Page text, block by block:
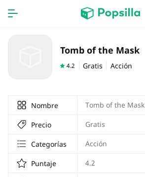
Tomb of the Mask
4.2 Gratis Acción
Nombre Tomb of the Mask
Precio Gratis
Categorías Acción
Puntaje 4.2